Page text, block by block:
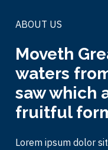
ABOUT US
Moveth
waters
saw which
fruitful
Lorem ipsum dolor